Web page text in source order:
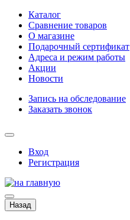
Каталог
Сравнение товаров
О магазине
Подарочный сертификат
Адреса и режим работы
Акции
Новости
Запись на обследование
Заказать звонок
Вход
Регистрация
Назад